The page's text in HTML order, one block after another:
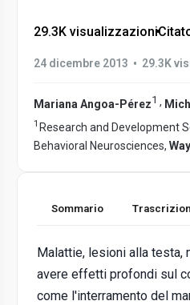
29.3K visualizzazioni•
24 dicembre 2013 • 29.3K
Mariana Angoa-Pérez1 ,
1 Research and Development
Behavioral Neurosciences,
Sommario
Malattie, lesioni alla
avere effetti profondi sul
come l'interramento del